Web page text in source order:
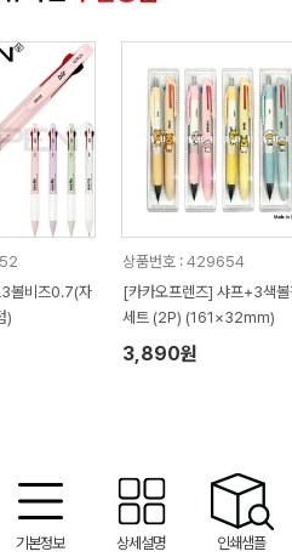
볼비즈0.7(자
)
상품번호 : 429654
[카카오프렌즈] 샤프+3색볼
세트 (2P) (161×32mm)
3,890원
기본정보 상세설명 인쇄샘플